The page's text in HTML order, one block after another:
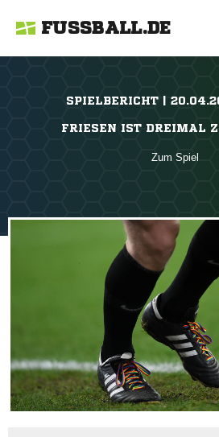
FUSSBALL.DE
SPIELBERICHT |
FRIESEN IST DREIMAL
Zum Spiel